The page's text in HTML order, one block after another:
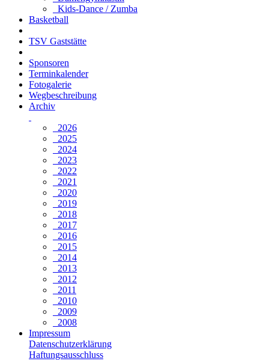
Kids-Dance / Zumba
Basketball
TSV Gaststätte
Sponsoren
Terminkalender
Fotogalerie
Wegbeschreibung
Archiv
2026
2025
2024
2023
2022
2021
2020
2019
2018
2017
2016
2015
2014
2013
2012
2011
2010
2009
2008
Impressum
Datenschutzerklärung
Haftungsausschluss